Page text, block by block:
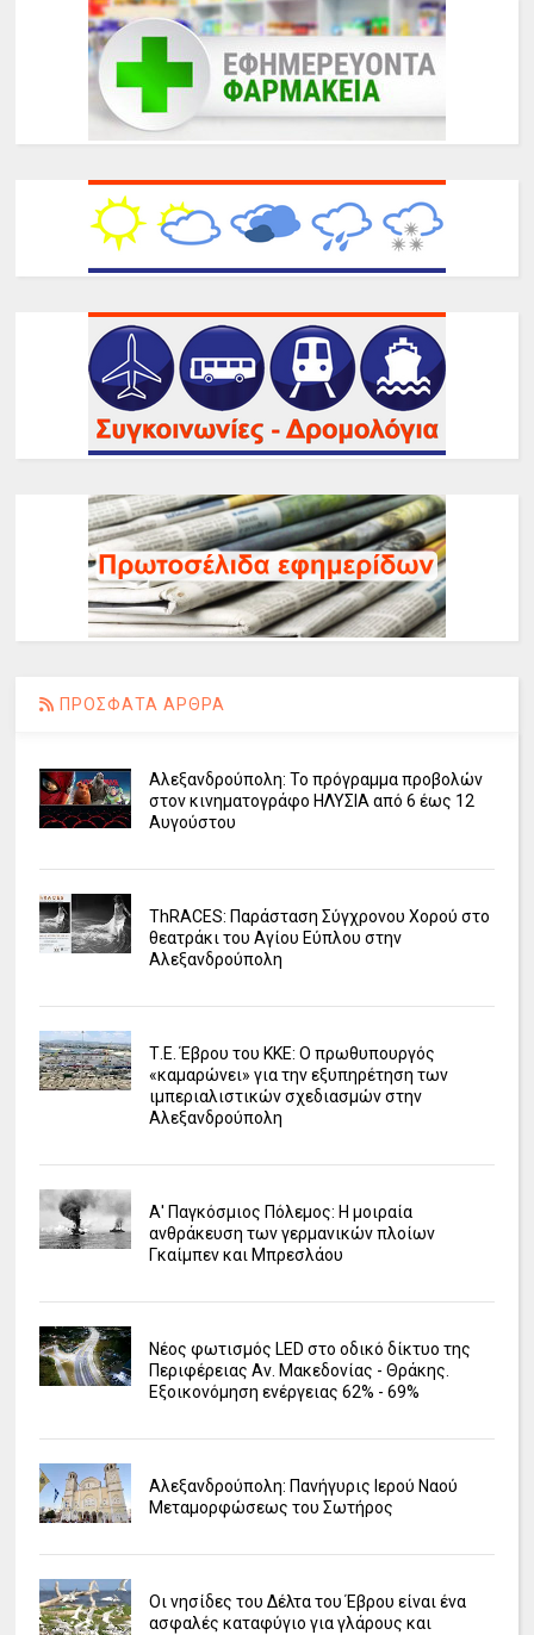
ΠΡΟΣΦΑΤΑ ΑΡΘΡΑ
Αλεξανδρούπολη: Το πρόγραμμα προβολών
στον κινηματογράφο ΗΛΥΣΙΑ από 6 έως 12
Αυγούστου
ΤhRACES: Παράσταση Σύγχρονου Χορού στο
θεατράκι του Αγίου Εύπλου στην
Αλεξανδρούπολη
Τ.Ε. Έβρου του ΚΚΕ: Ο πρωθυπουργός
«καμαρώνει» για την εξυπηρέτηση των
ιμπεριαλιστικών σχεδιασμών στην
Αλεξανδρούπολη
Α' Παγκόσμιος Πόλεμος: Η μοιραία
ανθράκευση των γερμανικών πλοίων
Γκαίμπεν και Μπρεσλάου
Νέος φωτισμός LED στο οδικό δίκτυο της
Περιφέρειας Αν. Μακεδονίας - Θράκης.
Εξοικονόμηση ενέργειας 62% - 69%
Αλεξανδρούπολη: Πανήγυρις Ιερού Ναού
Μεταμορφώσεως του Σωτήρος
Οι νησίδες του Δέλτα του Έβρου είναι ένα
ασφαλές καταφύγιο για γλάρους και